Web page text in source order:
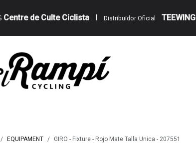
Centre de Culte Ciclista I Distribuïdor Oficial TEEWING
EQUIPAMENT GIRO - Fixture - Rojo Mate Talla Unica - 207551